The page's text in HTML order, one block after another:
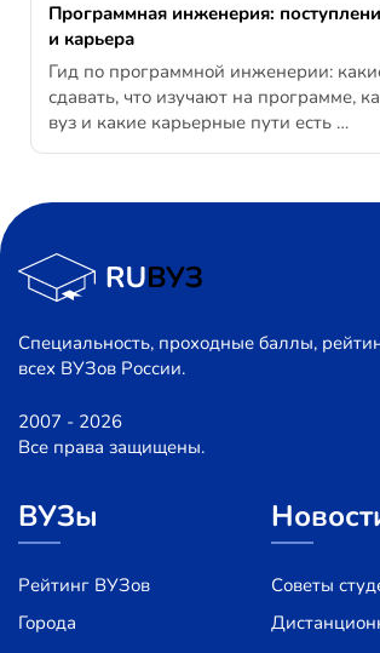
Программная инженерия:
и карьера
Гид по программной инженерии:
сдавать, что изучают на программе,
вуз и какие карьерные пути есть …
Специальность, проходные баллы,
всех ВУЗов России.
2007 - 2026
Все права защищены.
ВУЗы
Рейтинг ВУЗов
Города
Советы